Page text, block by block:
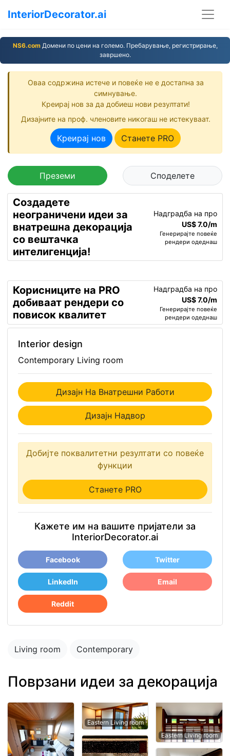
InteriorDecorator.ai
NS6.comДомени по цени на големо. Пребарување, регистрирање,
завршено.
Оваа содржина истече и повеќе не е достапна за
симнување.
Креирај нов за да добиеш нови резултати!
Дизајните на проф. членовите никогаш не истекуваат.
Креирај нов Станете PRO
Преземи Споделете
Создадете
неограничени идеи за
внатрешна декорација
со вештачка
интелигенција!
Надградба на про
US$ 7.0/m
Генерирајте повеќе
рендери одеднаш
Корисниците на PRO
добиваат рендери со
повисок квалитет
Надградба на про
US$ 7.0/m
Генерирајте повеќе
рендери одеднаш
Interior design
Contemporary Living room
Дизајн На Внатрешни Работи
Дизајн Надвор
Добијте поквалитетни резултати со повеќе
функции
Станете PRO
Кажете им на вашите пријатели за
InteriorDecorator.ai
Facebook Twitter
LinkedIn Email
Reddit
Living room Contemporary
Поврзани идеи за декорација
Eastern Living room
Eastern Living room